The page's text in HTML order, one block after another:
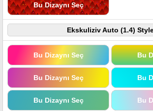
Bu Dizaynı Seç
Ekskuliziv Auto (1.4)
Bu Dizaynı Seç Bu
Bu Dizaynı Seç Bu
Bu Dizaynı Seç Bu